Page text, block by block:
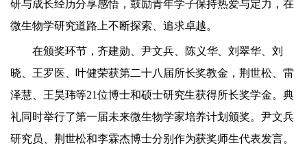
研与成长经历分享感悟，鼓励青年学子保持热爱与定力，在
微生物学研究道路上不断探索、追求卓越。
在颁奖环节，齐建勋、尹文兵、陈义华、刘翠华、刘
晓、王罗医、叶健荣获第二十八届所长奖教金，荆世松、雷
泽慧、王昊玮等21位博士和硕士研究生获得所长奖学金。典
礼同时举行了第一届未来微生物学家培养计划颁奖。尹文兵
研究员、荆世松和李霖杰博士分别作为获奖师生代表发言。